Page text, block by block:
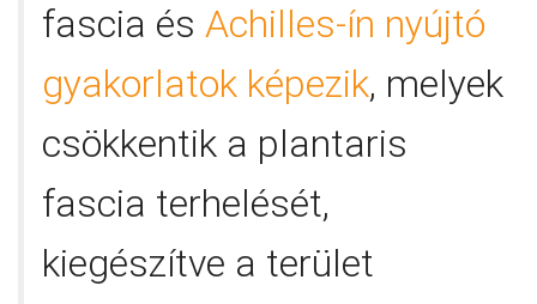
fascia és Achilles-ín nyújtó
gyakorlatok képezik, melyek
csökkentik a plantaris
fascia terhelését,
kiegészítve a terület